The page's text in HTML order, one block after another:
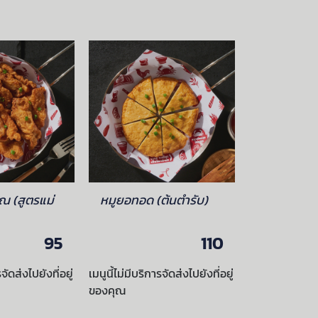
(สูตรแม่
95
ดส่งไปยังที่อยู่
หมูยอทอด (ต้นตำรับ)
110
เมนูนี้ไม่มีบริการจัดส่งไปยังที่อยู่
ของคุณ